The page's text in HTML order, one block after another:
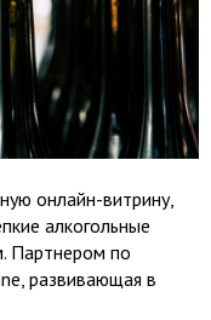
онлайн-витрину,
алкогольные
Партнером по
развивающая в